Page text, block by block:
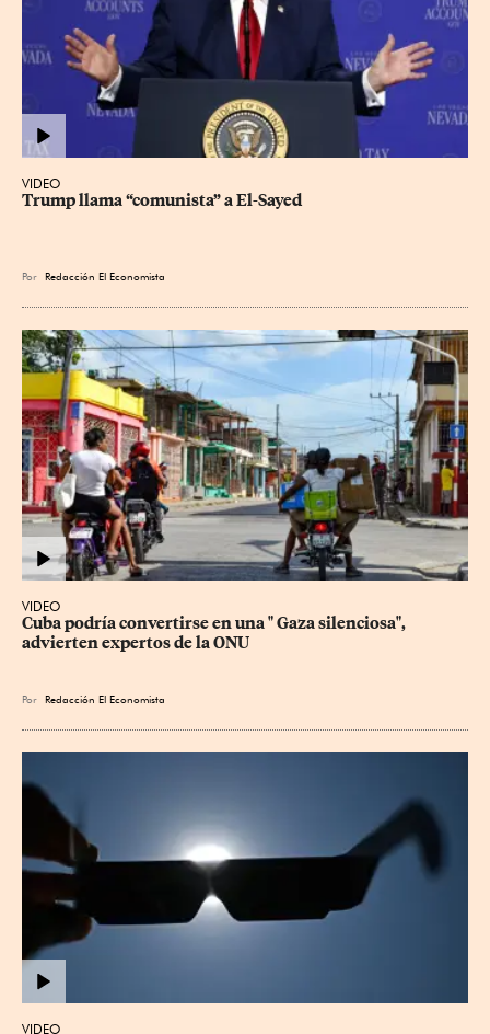
VIDEO
Trump llama “comunista” a El-Sayed
Por Redacción El Economista
VIDEO
Cuba podría convertirse en una " Gaza silenciosa",
advierten expertos de la ONU
Por Redacción El Economista
VIDEO